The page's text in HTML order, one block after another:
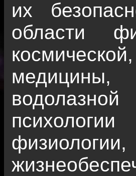
их
области
медицины,